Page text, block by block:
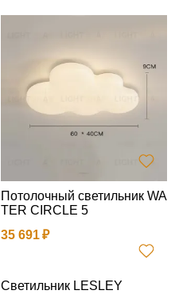
Потолочный светильник WA
TER CIRCLE 5
35 691
Светильник LESLEY